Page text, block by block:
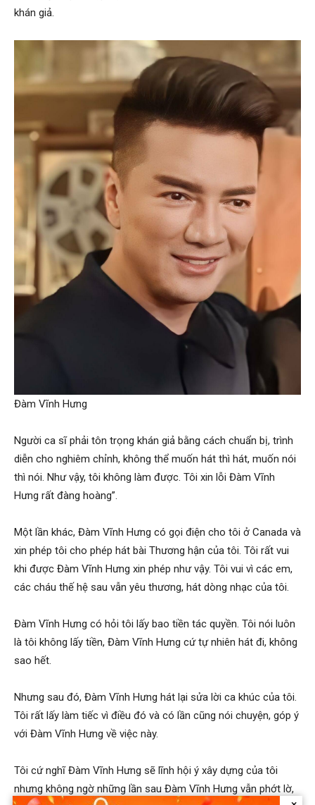
khán giả.
Đàm Vĩnh Hưng
Người ca sĩ phải tôn trọng khán giả bằng cách chuẩn bị, trình
diễn cho nghiêm chỉnh, không thể muốn hát thì hát, muốn nói
thì nói. Như vậy, tôi không làm được. Tôi xin lỗi Đàm Vĩnh
Hưng rất đàng hoàng”.
Một lần khác, Đàm Vĩnh Hưng có gọi điện cho tôi ở Canada và
xin phép tôi cho phép hát bài Thương hận của tôi. Tôi rất vui
khi được Đàm Vĩnh Hưng xin phép như vậy. Tôi vui vì các em,
các cháu thế hệ sau vẫn yêu thương, hát dòng nhạc của tôi.
Đàm Vĩnh Hưng có hỏi tôi lấy bao tiền tác quyền. Tôi nói luôn
là tôi không lấy tiền, Đàm Vĩnh Hưng cứ tự nhiên hát đi, không
sao hết.
Nhưng sau đó, Đàm Vĩnh Hưng hát lại sửa lời ca khúc của tôi.
Tôi rất lấy làm tiếc vì điều đó và có lần cũng nói chuyện, góp ý
với Đàm Vĩnh Hưng về việc này.
Tôi cứ nghĩ Đàm Vĩnh Hưng sẽ lĩnh hội ý xây dựng của tôi
nhưng không ngờ những lần sau Đàm Vĩnh Hưng vẫn phớt lờ,